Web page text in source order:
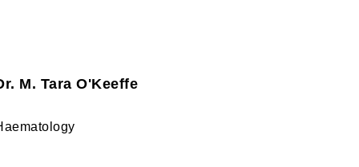
M. Tara O'Keeffe